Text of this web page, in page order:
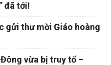
đã tới!
gửi thư mời Giáo hoàng
vừa bị truy tố –